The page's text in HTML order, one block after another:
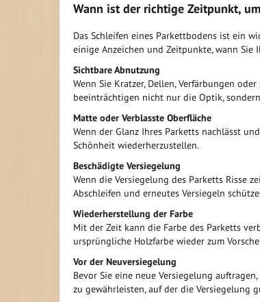
Wann ist der richtige Zeitpunkt,
Das Schleifen eines Parkettbodens ist ein
einige Anzeichen und Zeitpunkte, wann Sie
Sichtbare Abnutzung
Wenn Sie Kratzer, Dellen, Verfärbungen
beeinträchtigen nicht nur die Optik,
Matte oder Verblasste Oberfläche
Wenn der Glanz Ihres Parketts nachlässt
Schönheit wiederherzustellen.
Beschädigte Versiegelung
Wenn die Versiegelung des Parketts Risse
Abschleifen und erneutes Versiegeln
Wiederherstellung der Farbe
Mit der Zeit kann die Farbe des Parketts
ursprüngliche Holzfarbe wieder zum
Vor der Neuversiegelung
Bevor Sie eine neue Versiegelung
zu gewährleisten, auf der die Versiegelung